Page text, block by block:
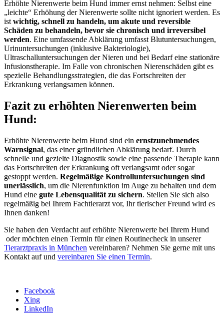
Erhöhte Nierenwerte beim Hund immer ernst nehmen: Selbst eine
„leichte“ Erhöhung der Nierenwerte sollte nicht ignoriert werden. Es
ist wichtig, schnell zu handeln, um akute und reversible
Schäden zu behandeln, bevor sie chronisch und irreversibel
werden. Eine umfassende Abklärung umfasst Blutuntersuchungen,
Urinuntersuchungen (inklusive Bakteriologie),
Ultraschalluntersuchungen der Nieren und bei Bedarf eine stationäre
Infusionstherapie. Im Falle von chronischen Nierenschäden gibt es
spezielle Behandlungsstrategien, die das Fortschreiten der
Erkrankung verlangsamen können.
Fazit zu erhöhten Nierenwerten beim
Hund:
Erhöhte Nierenwerte beim Hund sind ein ernstzunehmendes
Warnsignal, das einer gründlichen Abklärung bedarf. Durch
schnelle und gezielte Diagnostik sowie eine passende Therapie kann
das Fortschreiten der Erkrankung oft verlangsamt oder sogar
gestoppt werden. Regelmäßige Kontrolluntersuchungen sind
unerlässlich, um die Nierenfunktion im Auge zu behalten und dem
Hund eine gute Lebensqualität zu sichern. Stellen Sie sich also
regelmäßig bei Ihrem Fachtierarzt vor, Ihr tierischer Freund wird es
Ihnen danken!
Sie haben den Verdacht auf erhöhte Nierenwerte bei Ihrem Hund
oder möchten einen Termin für einen Routinecheck in unserer
Tierarztpraxis in München vereinbaren? Nehmen Sie gerne mit uns
Kontakt auf und vereinbaren Sie einen Termin.
Facebook
Xing
LinkedIn